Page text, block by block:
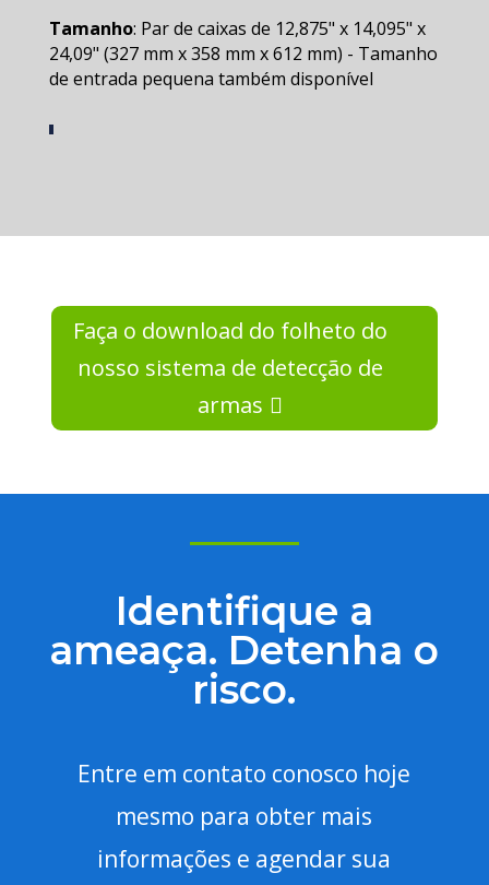
Tamanho: Par de caixas de 12,875" x 14,095" x
24,09" (327 mm x 358 mm x 612 mm) - Tamanho
de entrada pequena também disponível
Faça o download do folheto do
nosso sistema de detecção de
armas
Identifique a
ameaça. Detenha o
risco.
Entre em contato conosco hoje
mesmo para obter mais
informações e agendar sua